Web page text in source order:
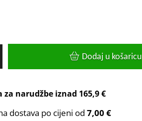
Dodaj u košaricu
za narudžbe iznad 165,9 €
dostava po cijeni od 7,00 €